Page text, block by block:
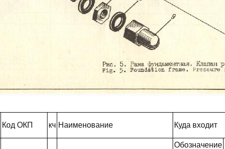
Код ОКП кч Наименование Куда входит
Обозначение